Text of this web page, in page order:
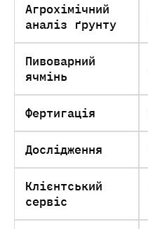
Агрохімічний
аналіз ґрунту
Пивоварний
ячмінь
Фертигація
Дослідження
Клієнтський
сервіс